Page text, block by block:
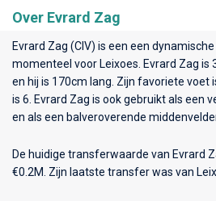
Over Evrard Zag
Evrard Zag (CIV) is een een
momenteel voor Leixoes . Evrard Zag
en hij is 170cm lang. Zijn favoriete voet
is 6. Evrard Zag is ook gebruikt als een
en als een balveroverende
De huidige transferwaarde van Evrard
€0.2M. Zijn laatste transfer was van